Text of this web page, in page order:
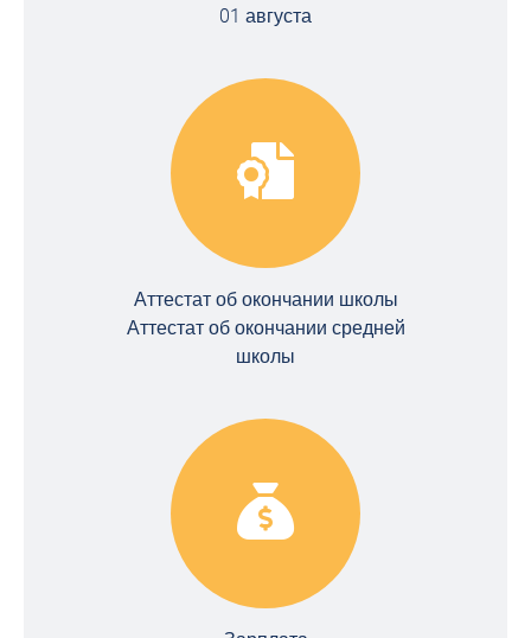
01 августа
Аттестат об окончании школы
Аттестат об окончании средней
школы